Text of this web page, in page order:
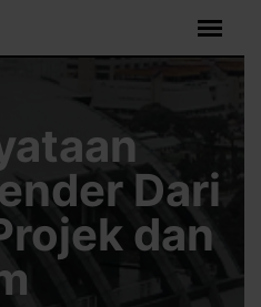
Dari
dan